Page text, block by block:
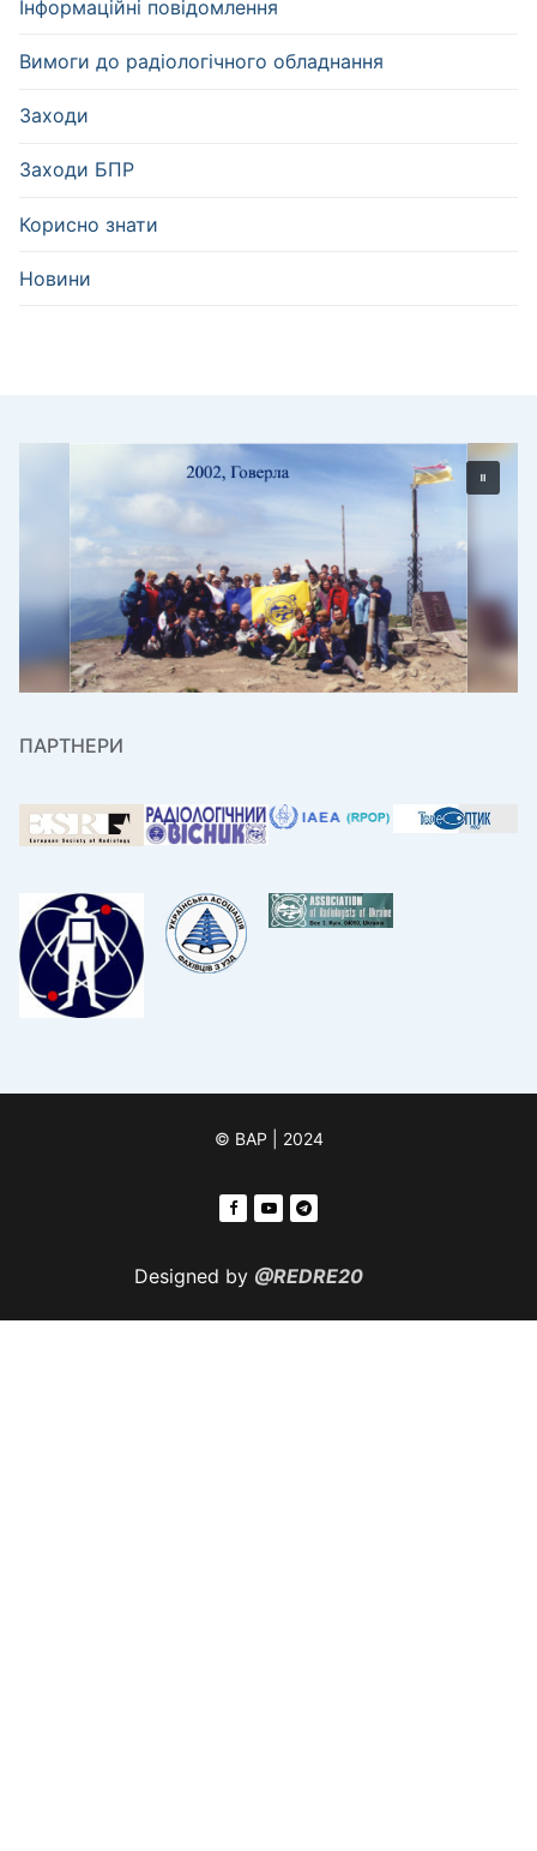
Інформаційні повідомлення
Вимоги до радіологічного обладнання
Заходи
Заходи БПР
Корисно знати
Новини
ПАРТНЕРИ
© ВАР | 2024
Designed by @REDRE20